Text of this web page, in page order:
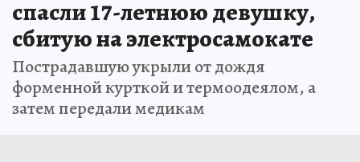
спасли 17-летнюю девушку,
сбитую на электросамокате
Пострадавшую укрыли от дождя
форменной курткой и термоодеялом, а
затем передали медикам